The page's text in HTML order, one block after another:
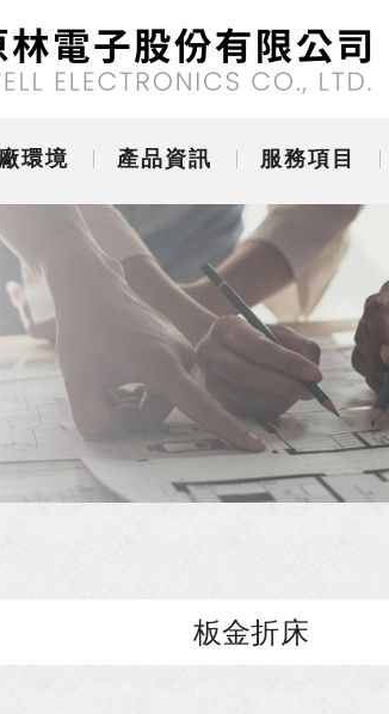
環境 產品資訊 服務項目
板金折床